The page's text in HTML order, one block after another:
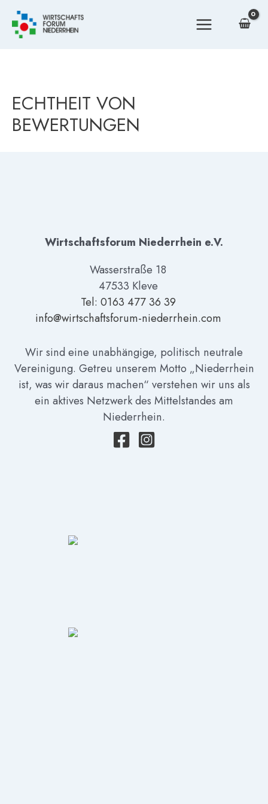
Zum
Inhalt
springen
ECHTHEIT VON
BEWERTUNGEN
Wirtschaftsforum Niederrhein e.V.
Wasserstraße 18
47533 Kleve
Tel: 0163 477 36 39
info@wirtschaftsforum-niederrhein.com
Wir sind eine unabhängige, politisch neutrale
Vereinigung. Getreu unserem Motto „Niederrhein
ist, was wir daraus machen“ verstehen wir uns als
ein aktives Netzwerk des Mittelstandes am
Niederrhein.